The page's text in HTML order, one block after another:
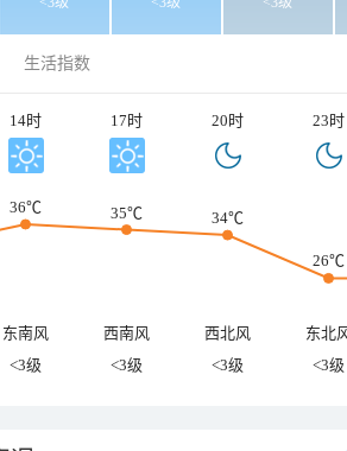
生活指数
14时 17时 20时 23时
36℃ 35℃ 34℃
26℃
东南风 西南风 西北风
东北
<3级 <3级 <3级 <3级